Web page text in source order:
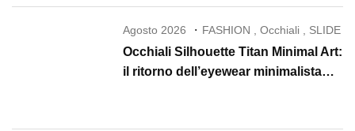
Agosto 2026 FASHION ,Occhiali SLIDE
Occhiali Silhouette Titan Minimal Art:
il ritorno dell’eyewear minimalista